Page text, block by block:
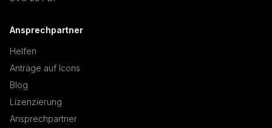
Ansprechpartner
Helfen
Anträge auf Icons
Blog
Lizenzierung
Ansprechpartner